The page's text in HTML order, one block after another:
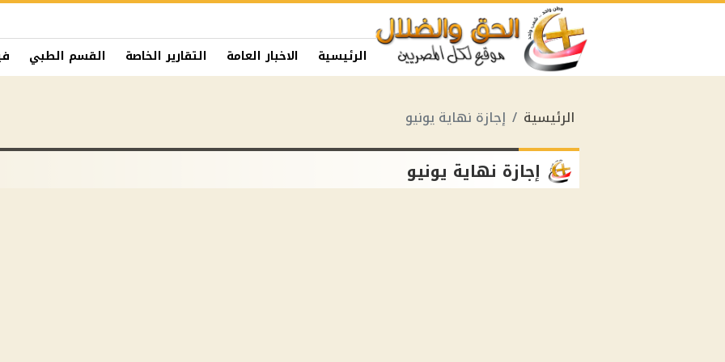
الرئيسية الاخبار العامة التقارير الخاصة القسم الطبي
الرئيسية إجازة نهاية يونيو
إجازة نهاية يونيو